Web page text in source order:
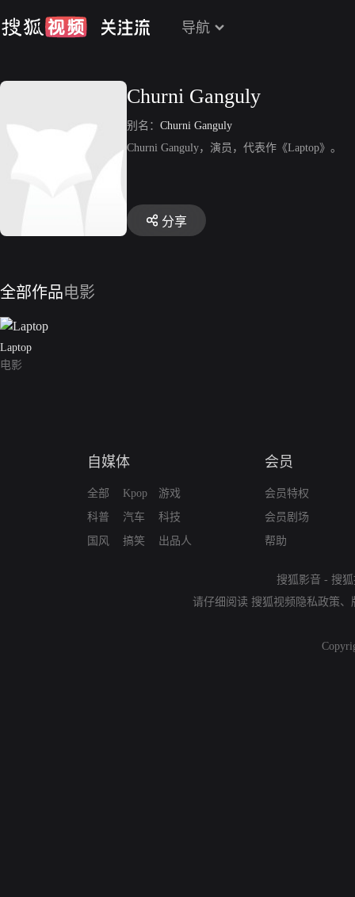
导航
Churni Ganguly
别名： Churni Ganguly
Churni Ganguly，演员，代表作《Laptop》。
分享
全部作品电影
Laptop
电影
自媒体
全部
科普
国风
Kpop
汽车
搞笑
游戏
科技
出品人
会员
会员特权
会员剧场
帮助
搜狐影音 - 搜
请仔细阅读 搜狐视频隐私政策、